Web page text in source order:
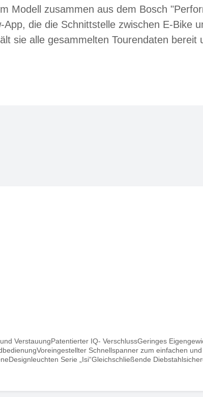
Modell zusammen aus dem Bosch
die die Schnittstelle zwischen E-Bike
sie alle gesammelten Tourendaten
VerstauungPatentierter IQ- VerschlussGeringes
Schnellspanner zum einfachen
Serie „Isi“Gleichschließende